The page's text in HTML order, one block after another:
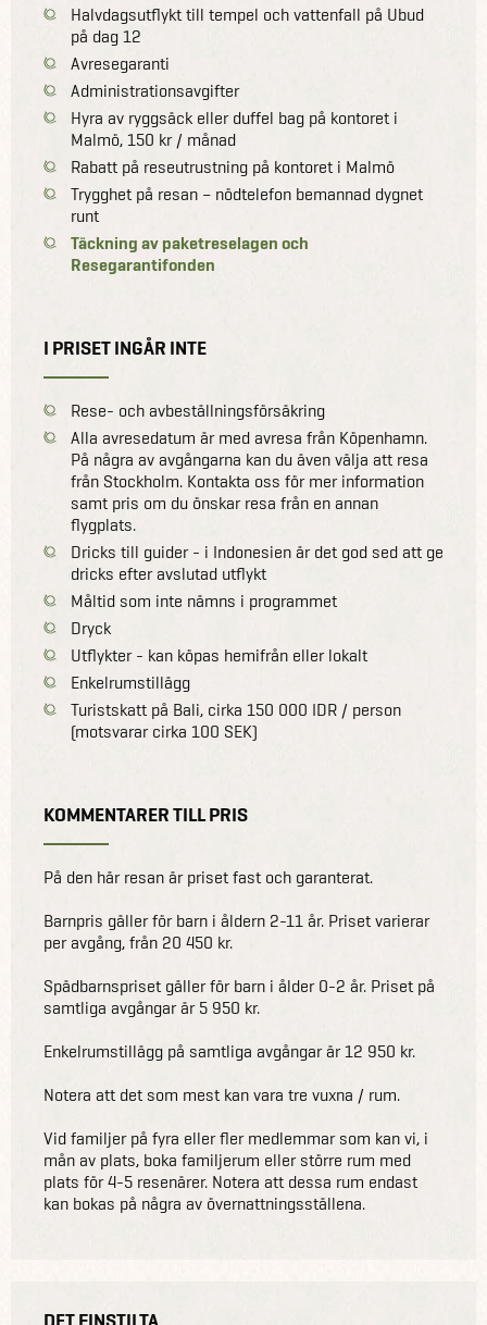
Halvdagsutflykt till tempel och vattenfall på Ubud
på dag 12
Avresegaranti
Administrationsavgifter
Hyra av ryggsäck eller duffel bag på kontoret i
Malmö, 150 kr / månad
Rabatt på reseutrustning på kontoret i Malmö
Trygghet på resan – nödtelefon bemannad dygnet
runt
Täckning av paketreselagen och
Resegarantifonden
I PRISET INGÅR INTE
Rese- och avbeställningsförsäkring
Alla avresedatum är med avresa från Köpenhamn.
På några av avgångarna kan du även välja att resa
från Stockholm. Kontakta oss för mer information
samt pris om du önskar resa från en annan
flygplats.
Dricks till guider - i Indonesien är det god sed att ge
dricks efter avslutad utflykt
Måltid som inte nämns i programmet
Dryck
Utflykter - kan köpas hemifrån eller lokalt
Enkelrumstillägg
Turistskatt på Bali, cirka 150 000 IDR / person
(motsvarar cirka 100 SEK)
KOMMENTARER TILL PRIS
På den här resan är priset fast och garanterat.
Barnpris gäller för barn i åldern 2-11 år. Priset varierar
per avgång, från 20 450 kr.
Spädbarnspriset gäller för barn i ålder 0-2 år. Priset på
samtliga avgångar är 5 950 kr.
Enkelrumstillägg på samtliga avgångar är 12 950 kr.
Notera att det som mest kan vara tre vuxna / rum.
Vid familjer på fyra eller fler medlemmar som kan vi, i
mån av plats, boka familjerum eller större rum med
plats för 4-5 resenärer. Notera att dessa rum endast
kan bokas på några av övernattningsställena.
DET FINSTILTA